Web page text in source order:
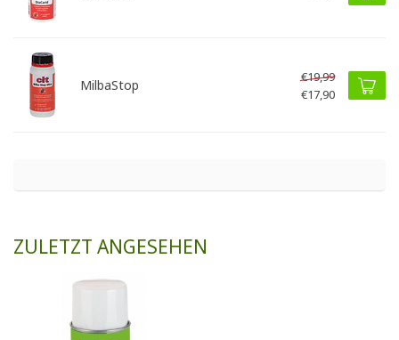
MilbaStop
€19,99
€17,90
ZULETZT ANGESEHEN